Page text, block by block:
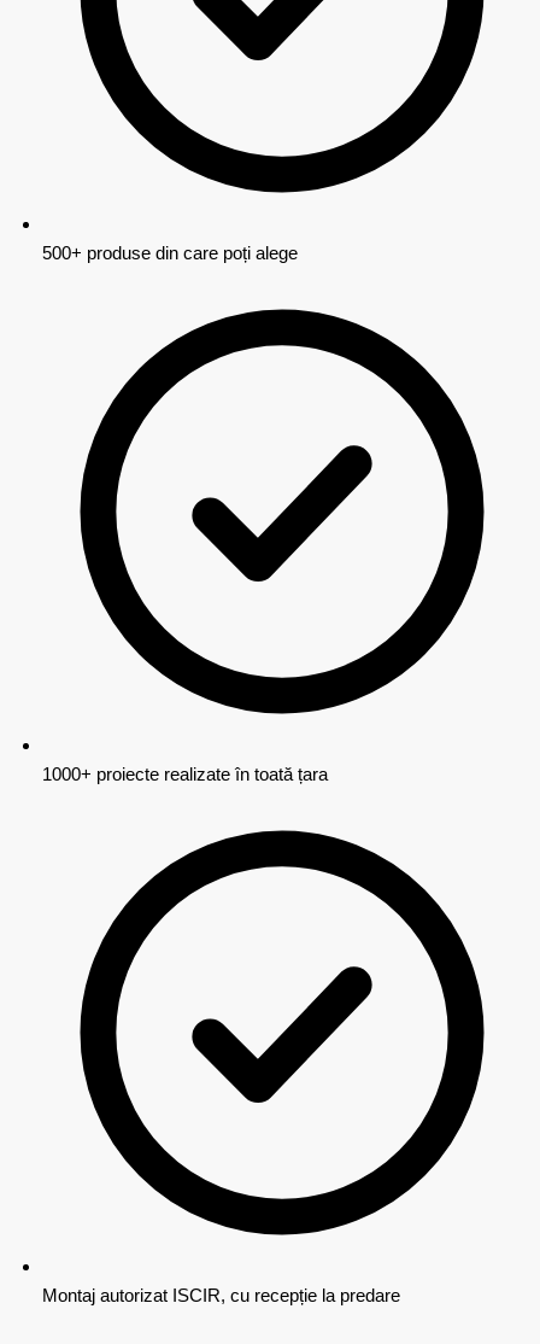
500+ produse din care poți alege
1000+ proiecte realizate în toată țara
Montaj autorizat ISCIR, cu recepție la predare